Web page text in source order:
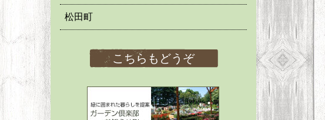
松田町
こちらもどうぞ